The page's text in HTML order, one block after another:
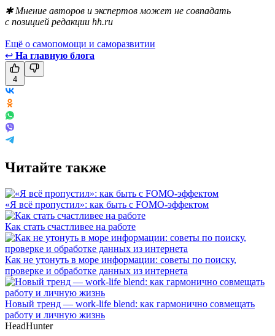
✱ Мнение авторов и экспертов может не совпадать
с позицией редакции hh.ru
Ещё о самопомощи и саморазвитии
↩ На главную блога
4
Читайте также
«Я всё пропустил»: как быть с FOMO-эффектом
Как стать счастливее на работе
Как не утонуть в море информации: советы по поиску,
проверке и обработке данных из интернета
Новый тренд — work-life blend: как гармонично совмещать
работу и личную жизнь
HeadHunter